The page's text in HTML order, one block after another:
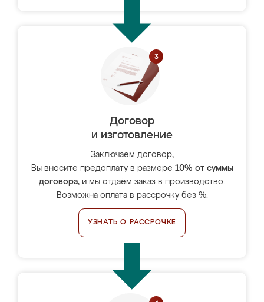
Договор
и изготовление
Заключаем договор,
Вы вносите предоплату в размере 10% от суммы
договора, и мы отдаём заказ в производство.
Возможна оплата в рассрочку без %.
УЗНАТЬ О РАССРОЧКЕ